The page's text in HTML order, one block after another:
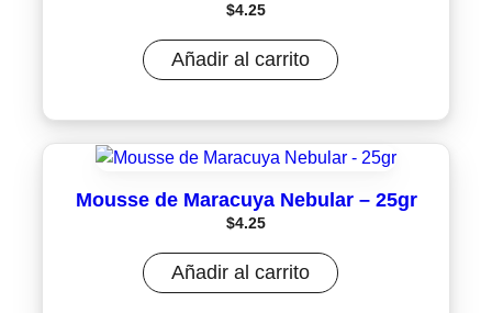
$4.25
Añadir al carrito
Mousse de Maracuya Nebular – 25gr
$4.25
Añadir al carrito